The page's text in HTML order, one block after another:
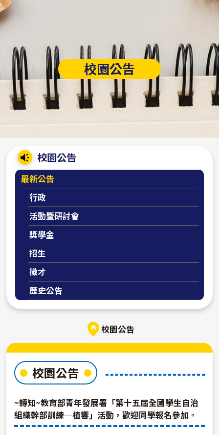
校園公告
校園公告
最新公告
行政
活動暨研討會
獎學金
招生
徵才
歷史公告
校園公告
校園公告
~轉知~教育部青年發展署「第十五屆全國學生自治
組織幹部訓練─植響」活動，歡迎同學報名參加。